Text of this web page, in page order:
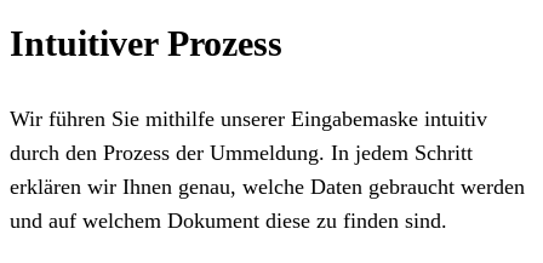
Intuitiver Prozess
Wir führen Sie mithilfe unserer Eingabemaske intuitiv
durch den Prozess der Ummeldung. In jedem Schritt
erklären wir Ihnen genau, welche Daten gebraucht werden
und auf welchem Dokument diese zu finden sind.